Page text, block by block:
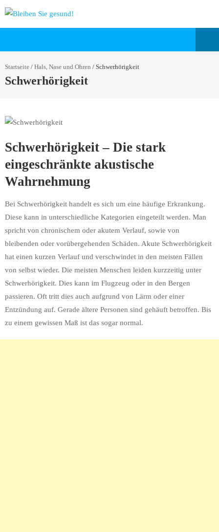
Startseite / Hals, Nase und Ohren / Schwerhörigkeit
Schwerhörigkeit
Schwerhörigkeit – Die stark
eingeschränkte akustische
Wahrnehmung
Bei Schwerhörigkeit handelt es sich um eine häufige Erkrankung.
Diese kann in unterschiedliche Kategorien eingeteilt werden. Man
spricht von chronischem oder akutem Verlauf, sowie von
bleibenden oder vorübergehenden Schäden. Akute Schwerhörigkeit
hat einen kurzen Verlauf und verschwindet in den meisten Fällen
von selbst wieder. Die meisten Menschen leiden kurzzeitig unter
Schwerhörigkeit. Dies kann im Flugzeug oder in den Bergen
passieren. Oft tritt dies auch aufgrund von Lärm oder einer
Entzündung auf. Gerade ältere Personen sind gehäuft betroffen. Bis
zu einem gewissen Maß ist das sogar normal.